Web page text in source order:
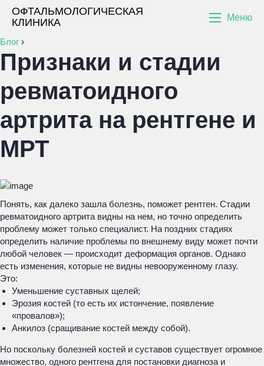
ОФТАЛЬМОЛОГИЧЕСКАЯ
КЛИНИКА
Меню
Блог ›
Признаки и стадии
ревматоидного
артрита на рентгене и
МРТ
Понять, как далеко зашла болезнь, поможет рентген. Стадии
ревматоидного артрита видны на нем, но точно определить
проблему может только специалист. На поздних стадиях
определить наличие проблемы по внешнему виду может почти
любой человек — происходит деформация органов. Однако
есть изменения, которые не видны невооруженному глазу.
Это:
Уменьшение суставных щелей;
Эрозия костей (то есть их истончение, появление
«провалов»);
Анкилоз (сращивание костей между собой).
Но поскольку болезней костей и суставов существует огромное
множество, одного рентгена для постановки диагноза и